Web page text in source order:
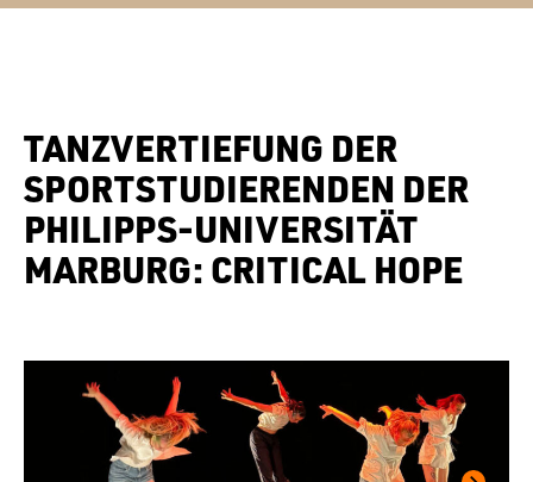
TANZVERTIEFUNG DER
SPORTSTUDIERENDEN DER
PHILIPPS-UNIVERSITÄT
MARBURG: CRITICAL HOPE